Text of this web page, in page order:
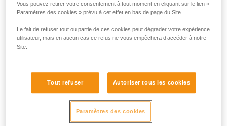
Remarque :
ou usée.
Corde neuve utilisée avec vos appareils habituels
Lorsque vous avez l’habitude du fonctionnement d’un couple
corde + appareil de freinage, le changement de corde peut
être déroutant, surtout si votre appareil est déjà un peu usé.
Vous pouvez retirer votre consentement à tout moment en cliquant sur le lien «
Paramètres des cookies » prévu à cet effet en bas de page du Site.
Le fait de refuser tout ou partie de ces cookies peut dégrader votre expérience
utilisateur, mais en aucun cas ce refus ne vous empêchera d’accéder à notre
Site.
Tout refuser Autoriser tous les cookies
Paramètres des cookies